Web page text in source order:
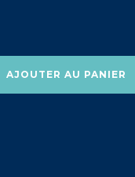
AJOUTER AU PANIER